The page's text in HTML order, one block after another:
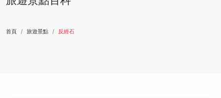
首頁 旅遊景點 反經石